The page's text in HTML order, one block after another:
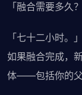
「融合需要多久？
「七十二小时。
如果融合完成，
体——包括你的父